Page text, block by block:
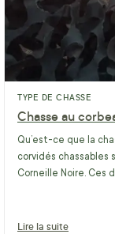
TYPE DE CHASSE
Chasse au
Qu’est-ce que la
corvidés chassables
Corneille Noire. Ces
Lire la suite